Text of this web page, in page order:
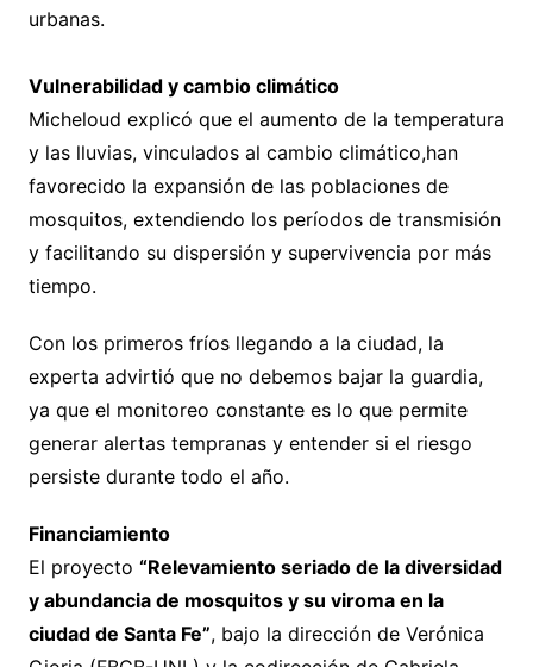
urbanas.
Vulnerabilidad y cambio climático
Micheloud explicó que el aumento de la temperatura
y las lluvias, vinculados al cambio climático,han
favorecido la expansión de las poblaciones de
mosquitos, extendiendo los períodos de transmisión
y facilitando su dispersión y supervivencia por más
tiempo.
Con los primeros fríos llegando a la ciudad, la
experta advirtió que no debemos bajar la guardia,
ya que el monitoreo constante es lo que permite
generar alertas tempranas y entender si el riesgo
persiste durante todo el año.
Financiamiento
El proyecto “Relevamiento seriado de la diversidad
y abundancia de mosquitos y su viroma en la
ciudad de Santa Fe”, bajo la dirección de Verónica